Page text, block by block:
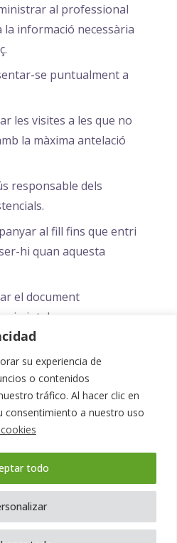
su experiencia de
o contenidos
tráfico. Al hacer clic en
consentimiento a nuestro uso
todo
al professional
la informació necessària
se puntualment a
les visites a les que no
la màxima antelació
responsable dels
al fill fins que entri
hi quan aquesta
el document
de
centre quan els
legals del menor
aquest marxi sol de les
se a les visites
les instal•lacions i
funcionament del centre.
el document pertinent